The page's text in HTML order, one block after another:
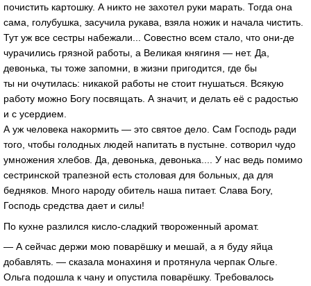
почистить картошку. А никто не захотел руки марать. Тогда она
сама, голубушка, засучила рукава, взяла ножик и начала чистить.
Тут уж все сестры набежали... Совестно всем стало, что они-де
чурачились грязной работы, а Великая княгиня — нет. Да,
девонька, ты тоже запомни, в жизни пригодится, где бы
ты ни очутилась: никакой работы не стоит гнушаться. Всякую
работу можно Богу посвящать. А значит, и делать её с радостью
и с усердием.
А уж человека накормить — это святое дело. Сам Господь ради
того, чтобы голодных людей напитать в пустыне. сотворил чудо
умножения хлебов. Да, девонька, девонька.... У нас ведь помимо
сестринской трапезной есть столовая для больных, да для
бедняков. Много народу обитель наша питает. Слава Богу,
Господь средства дает и силы!
По кухне разлился кисло-сладкий твороженный аромат.
— А сейчас держи мою поварёшку и мешай, а я буду яйца
добавлять. — сказала монахиня и протянула черпак Ольге.
Ольга подошла к чану и опустила поварёшку. Требовалось